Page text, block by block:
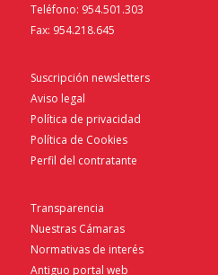
Teléfono: 954.501.303
Fax: 954.218.645
Suscripción newsletters
Aviso legal
Política de privacidad
Política de Cookies
Perfil del contratante
Transparencia
Nuestras Cámaras
Normativas de interés
Antiguo portal web